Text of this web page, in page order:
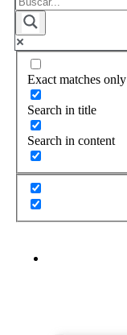
Exact matches only
Search in title
Search in content